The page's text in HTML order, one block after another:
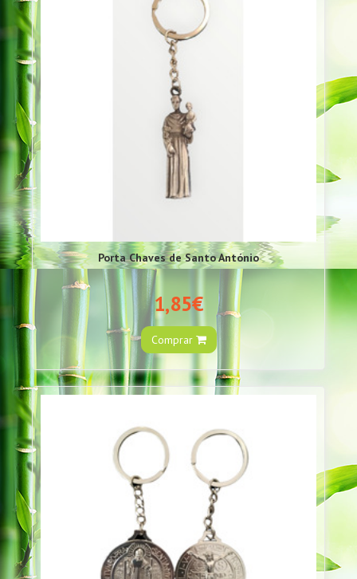
Porta Chaves de Santo António
1,85€
Comprar